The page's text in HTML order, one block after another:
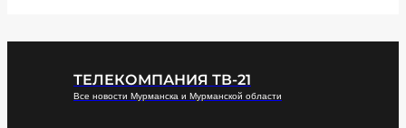
ТЕЛЕКОМПАНИЯ ТВ-21
Все новости Мурманска и Мурманской области